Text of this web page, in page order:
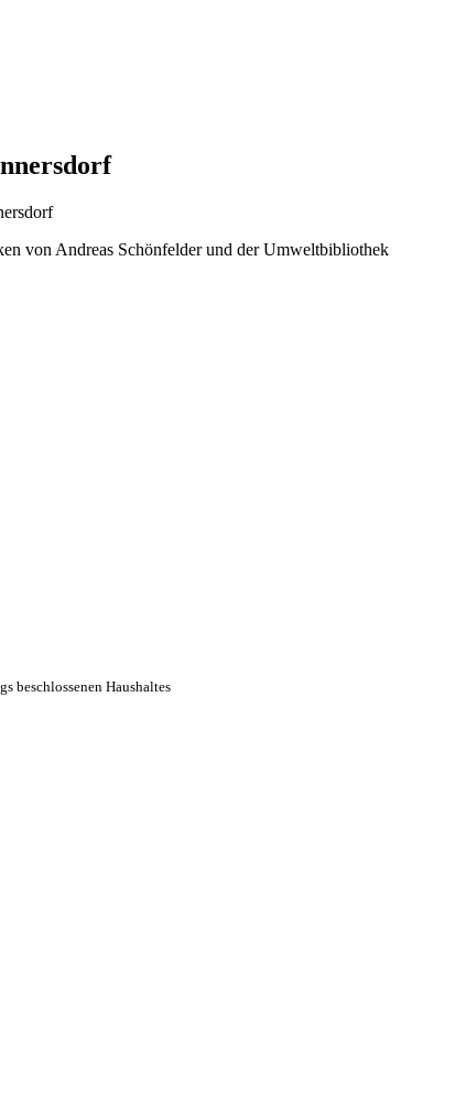
von Andreas Schönfelder und der Umweltbibliothek
beschlossenen Haushaltes